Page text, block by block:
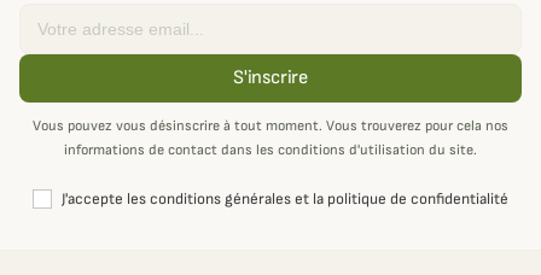
S'inscrire
Vous pouvez vous désinscrire à tout moment. Vous trouverez pour cela nos
informations de contact dans les conditions d'utilisation du site.
J'accepte les conditions générales et la politique de confidentialité